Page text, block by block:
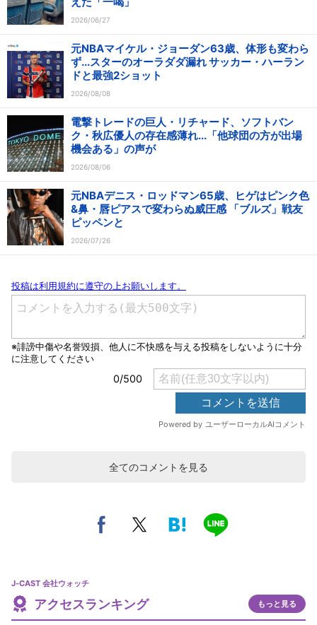
2026/06/27
元NBAマイケル・ジョーダン63歳、体形も変わら
ず...スターのオーラダダ漏れ サッカー・ハーラン
ドと最強2ショット
2026/08/08
電撃トレードの巨人・リチャード、ソフトバン
ク・秋広優人の存在感薄れ...「他球団の方が出場
機会ある」の声が
2026/08/06
元NBAデニス・ロッドマン65歳、ヒゲはピンク色
&鼻・唇ピアスで変わらぬ威圧感 「ブルズ」戦友
ピッペンと
2026/07/26
全てのコメントを見る
J-CAST 会社ウォッチ
アクセスランキング もっと見る